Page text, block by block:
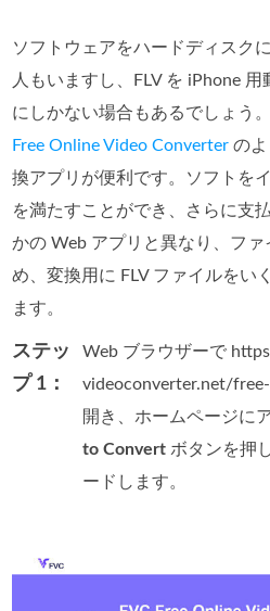
ソフトウェアをハードディスク
人もいますし、FLV を iPhone
にしかない場合もあるでしょう
Free Online Video Converter の
換アプリが便利です。ソフトを
を満たすことができ、さらに支
かの Web アプリと異なり、フ
め、変換用に FLV ファイルをい
ます。
ステッ
プ 1：
Web ブラウザーで
videoconverter.net/
開き、ホームページに
to Convert ボタンを押
ードします。